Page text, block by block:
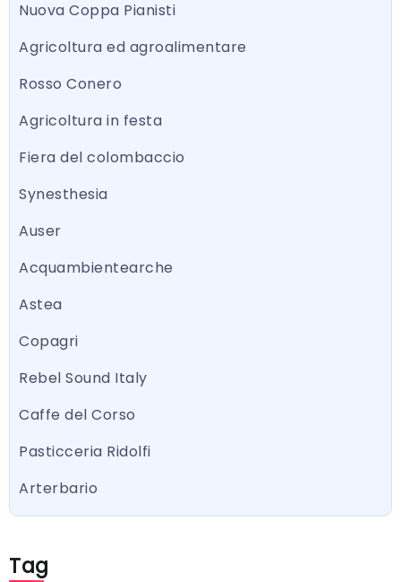
Nuova Coppa Pianisti
Agricoltura ed agroalimentare
Rosso Conero
Agricoltura in festa
Fiera del colombaccio
Synesthesia
Auser
Acquambientearche
Astea
Copagri
Rebel Sound Italy
Caffe del Corso
Pasticceria Ridolfi
Arterbario
Tag